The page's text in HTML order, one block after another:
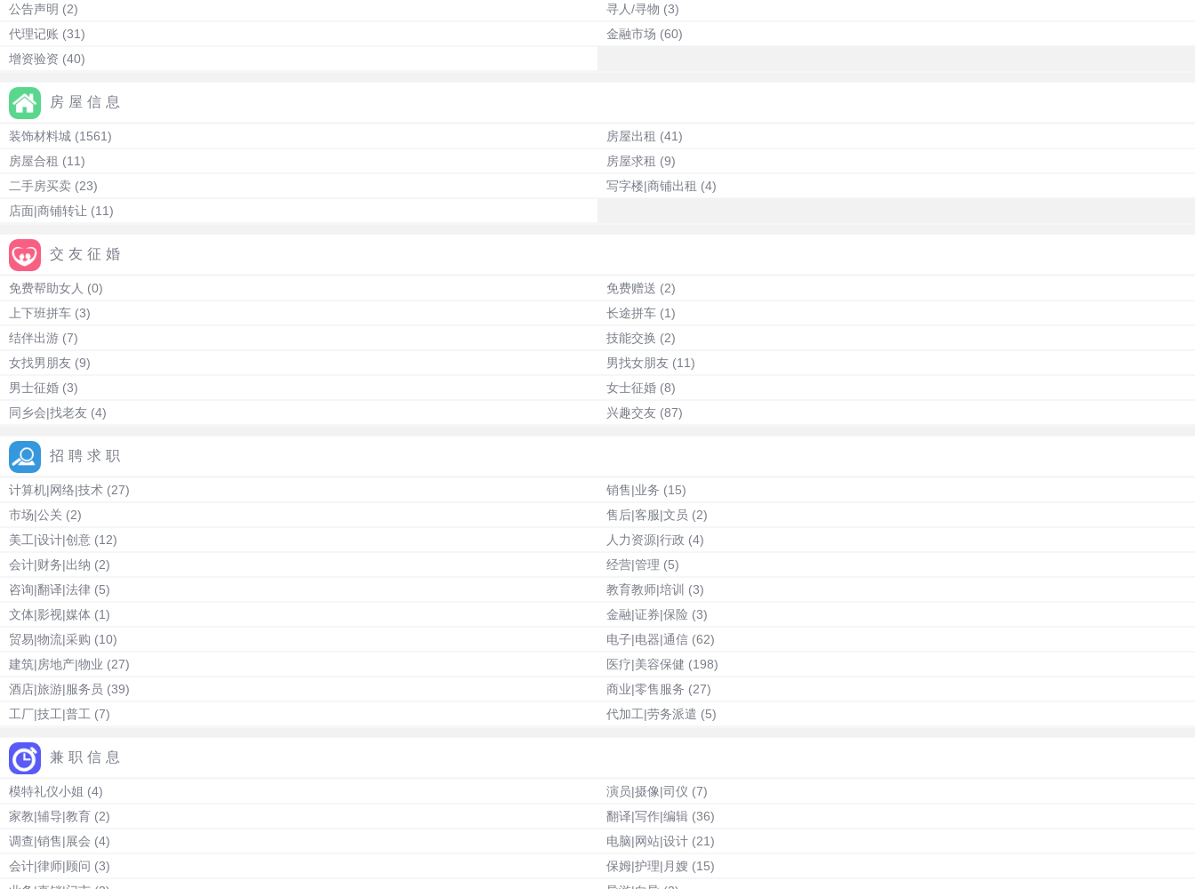
公告声明 (2) 寻人/寻物 (3)
代理记账 (31) 金融市场 (60)
增资验资 (40)
房屋信息
装饰材料城 (1561) 房屋出租 (41)
房屋合租 (11) 房屋求租 (9)
二手房买卖 (23) 写字楼|商铺出租 (4)
店面|商铺转让 (11)
交友征婚
免费帮助女人 (0) 免费赠送 (2)
上下班拼车 (3) 长途拼车 (1)
结伴出游 (7) 技能交换 (2)
女找男朋友 (9) 男找女朋友 (11)
男士征婚 (3) 女士征婚 (8)
同乡会|找老友 (4) 兴趣交友 (87)
招聘求职
计算机|网络|技术 (27) 销售|业务 (15)
市场|公关 (2) 售后|客服|文员 (2)
美工|设计|创意 (12) 人力资源|行政 (4)
会计|财务|出纳 (2) 经营|管理 (5)
咨询|翻译|法律 (5) 教育教师|培训 (3)
文体|影视|媒体 (1) 金融|证券|保险 (3)
贸易|物流|采购 (10) 电子|电器|通信 (62)
建筑|房地产|物业 (27) 医疗|美容保健 (198)
酒店|旅游|服务员 (39) 商业|零售服务 (27)
工厂|技工|普工 (7) 代加工|劳务派遣 (5)
兼职信息
模特礼仪小姐 (4) 演员|摄像|司仪 (7)
家教|辅导|教育 (2) 翻译|写作|编辑 (36)
调查|销售|展会 (4) 电脑|网站|设计 (21)
会计|律师|顾问 (3) 保姆|护理|月嫂 (15)